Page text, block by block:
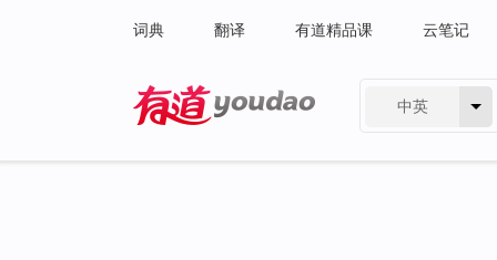
词典 翻译 有道精品课 云笔记
中英